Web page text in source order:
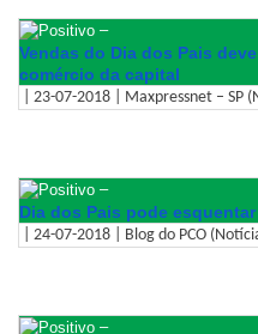
–
Vendas do Dia dos Pais
comércio da capital
| 23-07-2018 | Maxpressnet – SP
–
Dia dos Pais pode
| 24-07-2018 | Blog do PCO
–